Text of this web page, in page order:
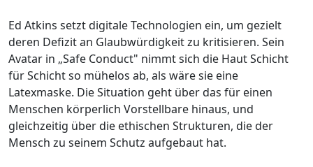
Ed Atkins setzt digitale Technologien ein, um gezielt
deren Defizit an Glaubwürdigkeit zu kritisieren. Sein
Avatar in „Safe Conduct" nimmt sich die Haut Schicht
für Schicht so mühelos ab, als wäre sie eine
Latexmaske. Die Situation geht über das für einen
Menschen körperlich Vorstellbare hinaus, und
gleichzeitig über die ethischen Strukturen, die der
Mensch zu seinem Schutz aufgebaut hat.